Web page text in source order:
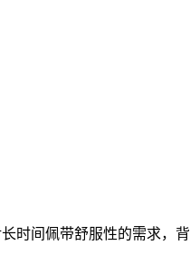
时间佩带舒服性的需求，